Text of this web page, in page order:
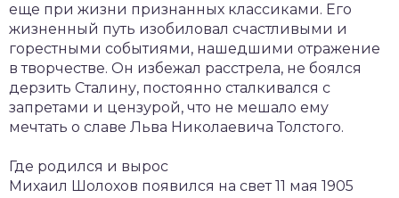
еще при жизни признанных классиками. Его
жизненный путь изобиловал счастливыми и
горестными событиями, нашедшими отражение
в творчестве. Он избежал расстрела, не боялся
дерзить Сталину, постоянно сталкивался с
запретами и цензурой, что не мешало ему
мечтать о славе Льва Николаевича Толстого.
Где родился и вырос
Михаил Шолохов появился на свет 11 мая 1905